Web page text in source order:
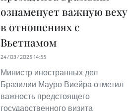
ознаменует важную веху
в отношениях с
Вьетнамом
24/03/2025 14:55
Министр иностранных дел
Бразилии Мауро Виейра отметил
важность предстоящего
государственного визита